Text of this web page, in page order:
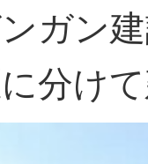
ガン
分け